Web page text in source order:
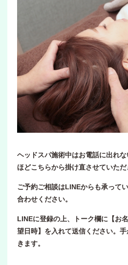
ヘッドスパ施術中はお電話に出れ
ほどこちらから掛け直させていただ
ご予約ご相談はLINEからも承って
合わせください。
LINEに登録の上、トーク欄に【お
望日時】を入れて送信ください。
きます。